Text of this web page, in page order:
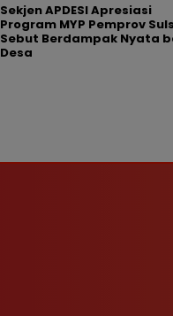
Sekjen APDESI Apresiasi
Program MYP Pemprov
Sebut Berdampak Nyata
Desa